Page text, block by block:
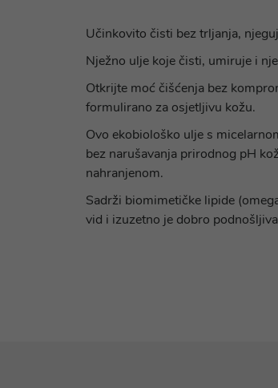
Učinkovito čisti bez trljanja,
Nježno ulje koje čisti, umiruje i
Otkrijte moć čišćenja bez
formulirano za osjetljivu kožu.
Ovo ekobiološko ulje s
bez narušavanja prirodnog pH
nahranjenom.
Sadrži biomimetičke lipide
vid i izuzetno je dobro